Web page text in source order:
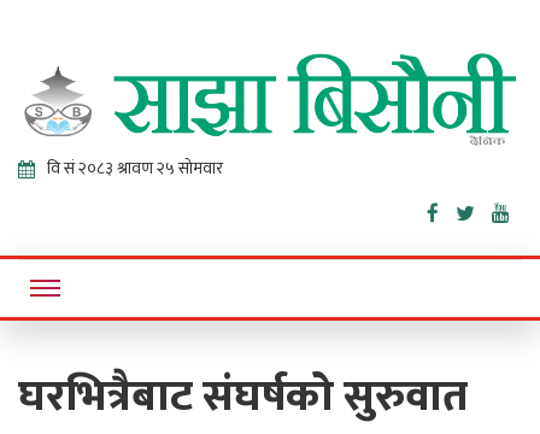
Sajha
Bisaunee
Online News Portal
घरभित्रैबाट संघर्षको सुरुवात